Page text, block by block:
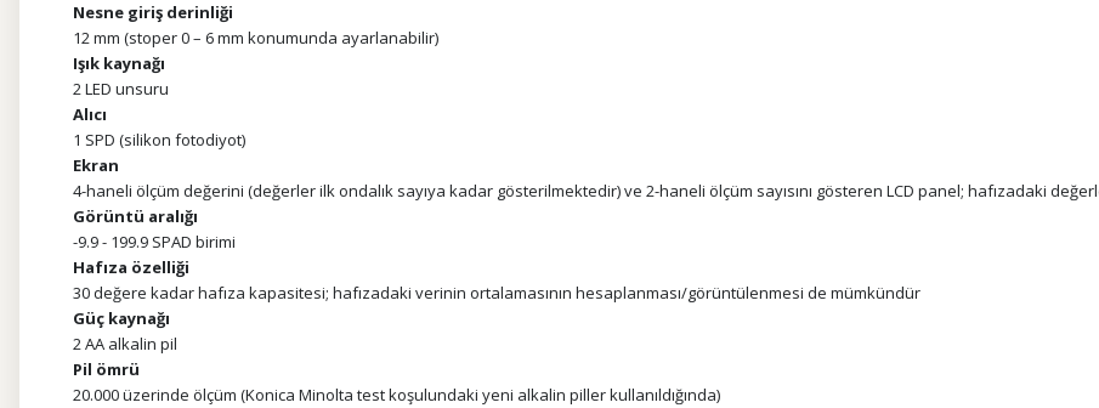
Nesne giriş derinliği
12 mm (stoper 0 – 6 mm konumunda ayarlanabilir)
Işık kaynağı
2 LED unsuru
Alıcı
1 SPD (silikon fotodiyot)
Ekran
4-haneli ölçüm değerini (değerler ilk ondalık sayıya kadar gösterilmektedir) ve 2-haneli ölçüm sayısını gösteren LCD panel; hafızadaki
Görüntü aralığı
-9.9 - 199.9 SPAD birimi
Hafıza özelliği
30 değere kadar hafıza kapasitesi; hafızadaki verinin ortalamasının hesaplanması/görüntülenmesi de mümkündür
Güç kaynağı
2 AA alkalin pil
Pil ömrü
20.000 üzerinde ölçüm (Konica Minolta test koşulundaki yeni alkalin piller kullanıldığında)